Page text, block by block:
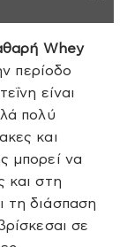
Whey
περίοδο
είναι
πολύ
και
μπορεί να
και στη
τη διάσπαση
σε